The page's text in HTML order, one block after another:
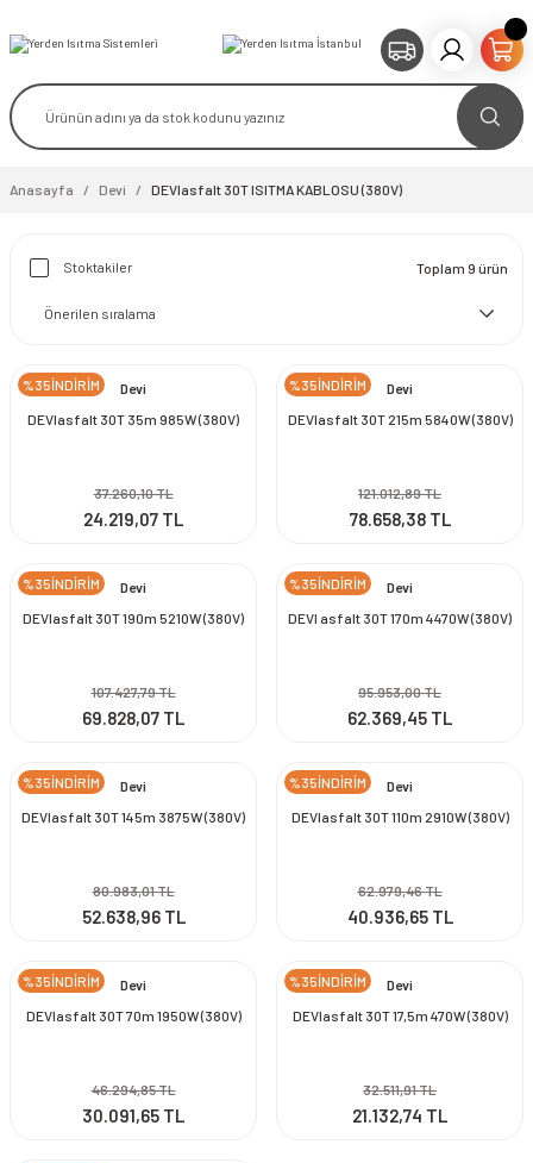
Anasayfa Devi DEVIasfalt 30T ISITMA KABLOSU (380V)
Stoktakiler Toplam 9 ürün
%35İNDİRİM
Devi
DEVIasfalt 30T 35m 985W (380V)
37.260,10 TL
24.219,07 TL
%35İNDİRİM
Devi
DEVIasfalt 30T 215m 5840W (380V)
121.012,89 TL
78.658,38 TL
%35İNDİRİM
Devi
DEVIasfalt 30T 190m 5210W (380V)
107.427,79 TL
69.828,07 TL
%35İNDİRİM
Devi
DEVI asfalt 30T 170m 4470W (380V)
95.953,00 TL
62.369,45 TL
%35İNDİRİM
Devi
DEVIasfalt 30T 145m 3875W (380V)
80.983,01 TL
52.638,96 TL
%35İNDİRİM
Devi
DEVIasfalt 30T 110m 2910W (380V)
62.979,46 TL
40.936,65 TL
%35İNDİRİM
Devi
DEVIasfalt 30T 70m 1950W (380V)
46.294,85 TL
30.091,65 TL
%35İNDİRİM
Devi
DEVIasfalt 30T 17,5m 470W (380V)
32.511,91 TL
21.132,74 TL